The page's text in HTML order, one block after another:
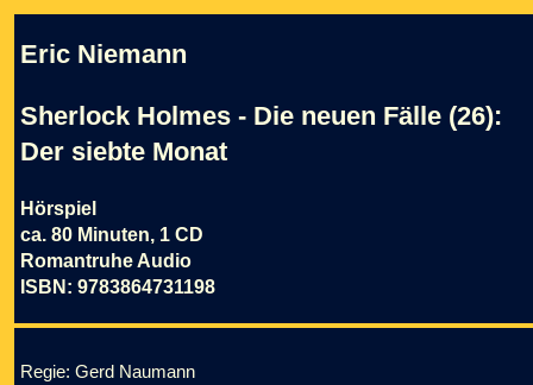
Eric Niemann
Sherlock Holmes - Die neuen Fälle (26):
Der siebte Monat
Hörspiel
ca. 80 Minuten, 1 CD
Romantruhe Audio
ISBN: 9783864731198
Regie: Gerd Naumann